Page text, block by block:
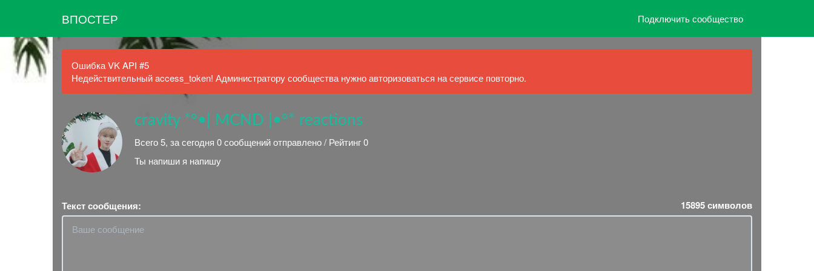
ВПОСТЕР Подключить сообщество
Ошибка VK API #5
Недействительный access_token! Администратору сообщества нужно авторизоваться на сервисе повторно.
cravity *°•| MCND |•°* reactions
Всего 5, за сегодня 0 сообщений отправлено / Рейтинг 0
Ты напиши я напишу
Текст сообщения: 15895символов